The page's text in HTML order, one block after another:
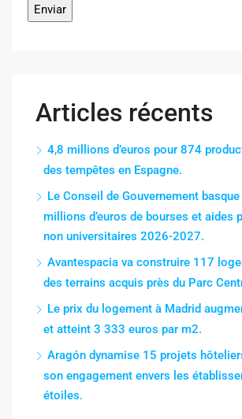
Articles récents
4,8 millions d’euros pour 874
des tempêtes en Espagne.
Le Conseil de Gouvernement
millions d’euros de bourses et aides
non universitaires 2026-2027.
Avantespacia va construire 117
des terrains acquis près du Parc
Le prix du logement à Madrid
et atteint 3 333 euros par m2.
Aragón dynamise 15 projets
son engagement envers les
étoiles.